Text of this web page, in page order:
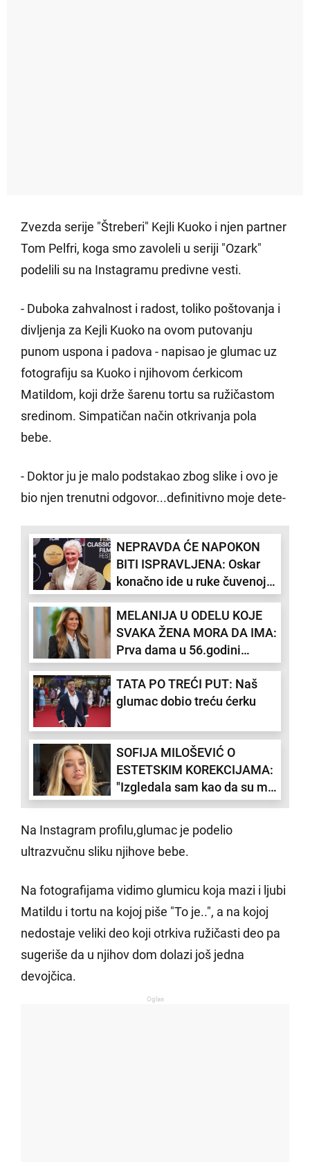
Zvezda serije "Štreberi" Kejli Kuoko i njen partner
Tom Pelfri, koga smo zavoleli u seriji "Ozark"
podelili su na Instagramu predivne vesti.
- Duboka zahvalnost i radost, toliko poštovanja i
divljenja za Kejli Kuoko na ovom putovanju
punom uspona i padova - napisao je glumac uz
fotografiju sa Kuoko i njihovom ćerkicom
Matildom, koji drže šarenu tortu sa ružičastom
sredinom. Simpatičan način otkrivanja pola
bebe.
- Doktor ju je malo podstakao zbog slike i ovo je
bio njen trenutni odgovor...definitivno moje dete-
NEPRAVDA ĆE NAPOKON
BITI ISPRAVLJENA: Oskar
konačno ide u ruke čuvenoj
glumici!
MELANIJA U ODELU KOJE
SVAKA ŽENA MORA DA IMA:
Prva dama u 56.godini
izgleda kao SUPERMODEL!
(VIDEO)
TATA PO TREĆI PUT: Naš
glumac dobio treću ćerku
SOFIJA MILOŠEVIĆ O
ESTETSKIM KOREKCIJAMA:
"Izgledala sam kao da su me
pčele izujedale"
Na Instagram profilu,glumac je podelio
ultrazvučnu sliku njihove bebe.
Na fotografijama vidimo glumicu koja mazi i ljubi
Matildu i tortu na kojoj piše "To je..", a na kojoj
nedostaje veliki deo koji otrkiva ružičasti deo pa
sugeriše da u njihov dom dolazi još jedna
devojčica.
Oglas